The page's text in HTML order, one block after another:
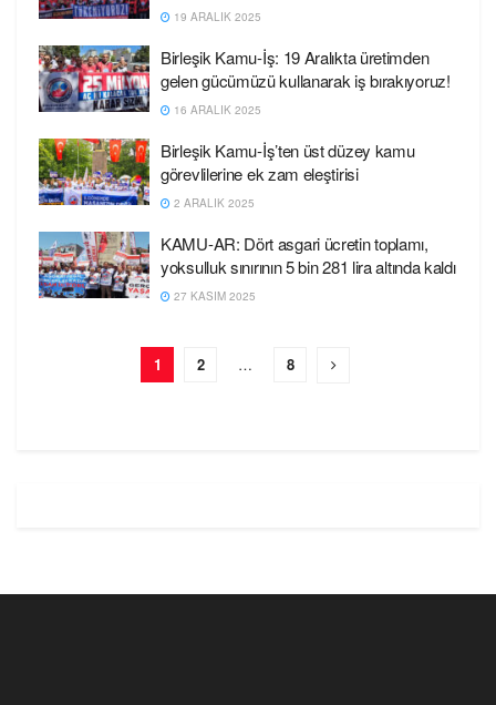
19 ARALIK 2025
Birleşik Kamu-İş: 19 Aralıkta üretimden
gelen gücümüzü kullanarak iş bırakıyoruz!
16 ARALIK 2025
Birleşik Kamu-İş’ten üst düzey kamu
görevlilerine ek zam eleştirisi
2 ARALIK 2025
KAMU-AR: Dört asgari ücretin toplamı,
yoksulluk sınırının 5 bin 281 lira altında kaldı
27 KASIM 2025
1 2 … 8